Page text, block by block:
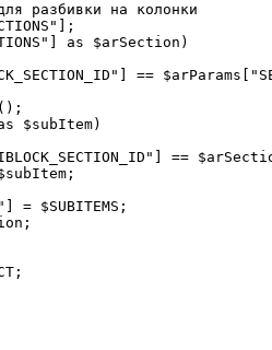
разбивки на колонки
as $arSection)
==
$subItem)
==
$SUBITEMS;